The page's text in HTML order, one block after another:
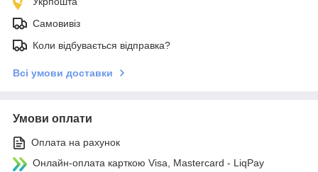
Самовивіз
Коли відбувається відправка?
Всі умови доставки
Умови оплати
Оплата на рахунок
Онлайн-оплата карткою Visa, Mastercard - LiqPay